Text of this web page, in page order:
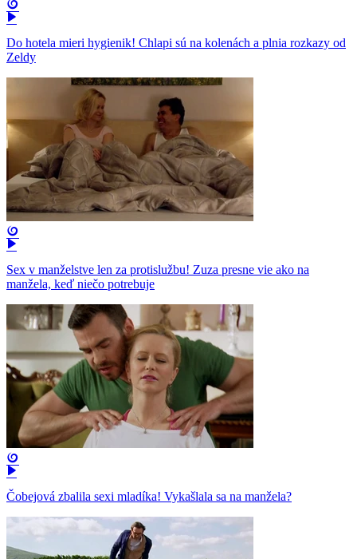
Do hotela mieri hygienik! Chlapi sú na kolenách a plnia rozkazy od
Zeldy
Sex v manželstve len za protislužbu! Zuza presne vie ako na
manžela, keď niečo potrebuje
Čobejová zbalila sexi mladíka! Vykašlala sa na manžela?